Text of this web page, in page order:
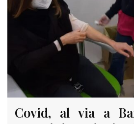
Covid, al via a